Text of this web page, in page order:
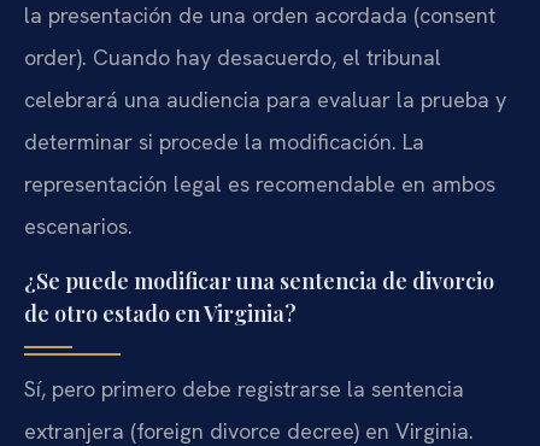
la presentación de una orden acordada (consent
order). Cuando hay desacuerdo, el tribunal
celebrará una audiencia para evaluar la prueba y
determinar si procede la modificación. La
representación legal es recomendable en ambos
escenarios.
¿Se puede modificar una sentencia de divorcio
de otro estado en Virginia?
Sí, pero primero debe registrarse la sentencia
extranjera (foreign divorce decree) en Virginia.